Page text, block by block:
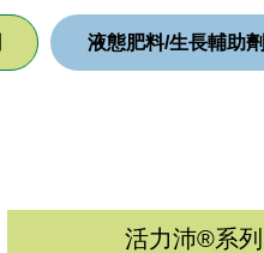
液態肥料/生長輔助劑
活力沛®系列